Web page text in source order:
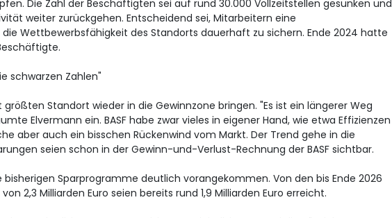
Die Zahl der Beschäftigten sei auf rund 30.000 Vollzeitstellen gesunken und
weiter zurückgehen. Entscheidend sei, Mitarbeitern eine
Wettbewerbsfähigkeit des Standorts dauerhaft zu sichern. Ende 2024 hatte
schwarzen Zahlen"
Standort wieder in die Gewinnzone bringen. "Es ist ein längerer Weg
Elvermann ein. BASF habe zwar vieles in eigener Hand, wie etwa Effizienzen
aber auch ein bisschen Rückenwind vom Markt. Der Trend gehe in die
seien schon in der Gewinn-und-Verlust-Rechnung der BASF sichtbar.
bisherigen Sparprogramme deutlich vorangekommen. Von den bis Ende 2026
2,3 Milliarden Euro seien bereits rund 1,9 Milliarden Euro erreicht.